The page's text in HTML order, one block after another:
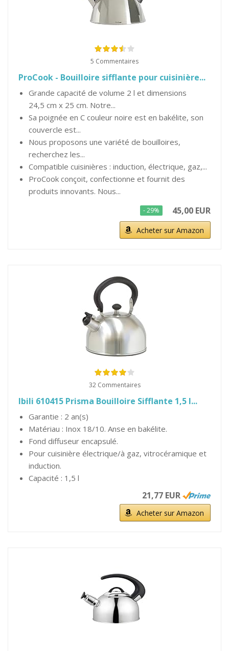
5 Commentaires
ProCook - Bouilloire sifflante pour cuisinière...
Grande capacité de volume 2 l et dimensions
24,5 cm x 25 cm. Notre...
Sa poignée en C couleur noire est en bakélite, son
couvercle est...
Nous proposons une variété de bouilloires,
recherchez les...
Compatible cuisinières : induction, électrique, gaz,...
ProCook conçoit, confectionne et fournit des
produits innovants. Nous...
- 29% 45,00 EUR
Acheter sur Amazon
32 Commentaires
Ibili 610415 Prisma Bouilloire Sifflante 1,5 l...
Garantie : 2 an(s)
Matériau : Inox 18/10. Anse en bakélite.
Fond diffuseur encapsulé.
Pour cuisinière électrique/à gaz, vitrocéramique et
induction.
Capacité : 1,5 l
21,77 EUR
Acheter sur Amazon